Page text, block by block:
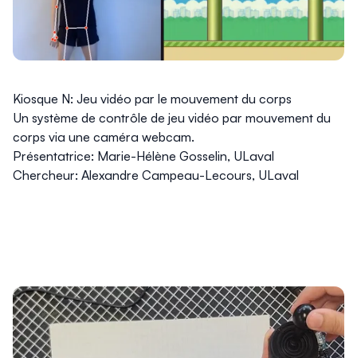
Kiosque N: Jeu vidéo par le mouvement du corps
Un système de contrôle de jeu vidéo par mouvement du
corps via une caméra webcam.
Présentatrice: Marie-Hélène Gosselin, ULaval
Chercheur: Alexandre Campeau-Lecours, ULaval